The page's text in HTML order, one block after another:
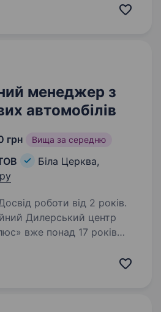
від працівників
менеджер з
автомобілів
грн Вища за середню
Біла Церква,
роботи від 2 років.
вже понад 17 років
компанія